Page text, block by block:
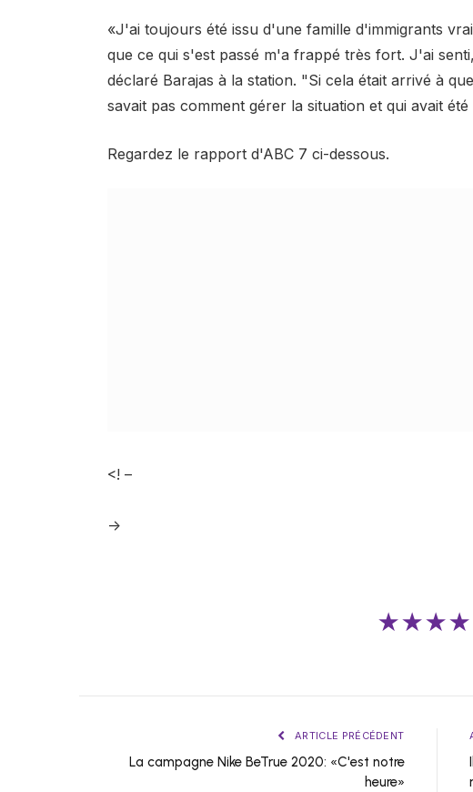
«J'ai toujours été issu d'une famille d'immigrants
que ce qui s'est passé m'a frappé très fort. J'ai
déclaré Barajas à la station. "Si cela était arrivé à
savait pas comment gérer la situation et qui avait
Regardez le rapport d'ABC 7 ci-dessous.
<! –
->
ARTICLE PRÉCÉDENT
La campagne Nike BeTrue 2020: «C'est notre
heure»